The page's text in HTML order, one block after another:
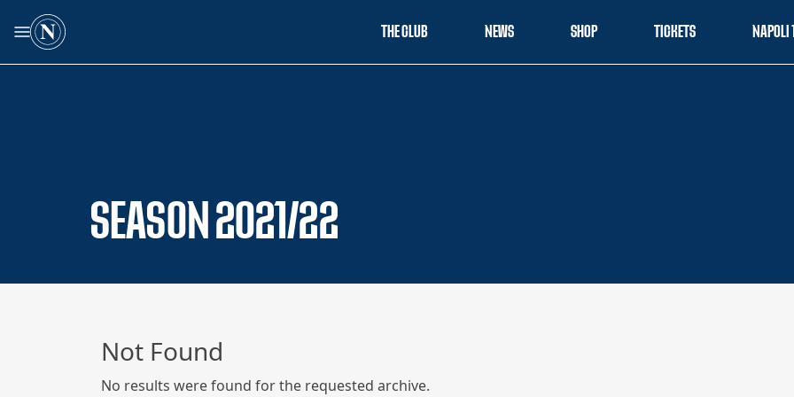
THE CLUB NEWS SHOP TICKETS NAPOLI
SEASON 2021/22
Not Found
No results were found for the requested archive.